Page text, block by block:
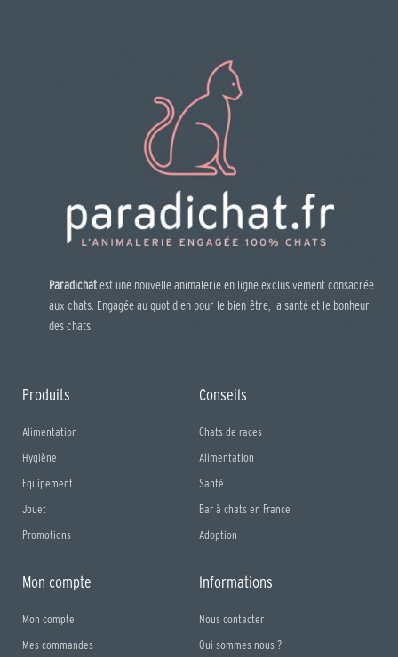
Paradichatest une nouvelle animalerie en ligne exclusivement consacrée
aux chats. Engagée au quotidien pour le bien-être, la santé et le bonheur
des chats.
Produits
Alimentation
Hygiène
Equipement
Jouet
Promotions
Conseils
Chats de races
Alimentation
Santé
Bar à chats en France
Adoption
Mon compte
Mon compte
Mes commandes
Informations
Nous contacter
Qui sommes nous ?